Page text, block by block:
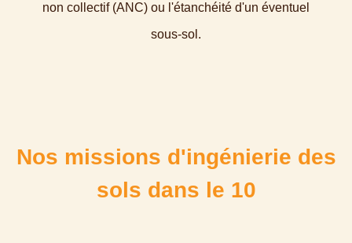
non collectif (ANC) ou l'étanchéité d'un éventuel
sous-sol.
Nos missions d'ingénierie des
sols dans le 10